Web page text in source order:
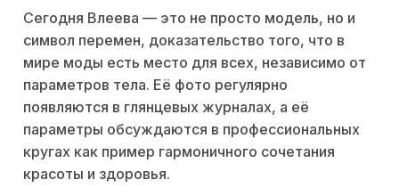
Сегодня Влеева — это не просто модель, но и
символ перемен, доказательство того, что в
мире моды есть место для всех, независимо от
параметров тела. Её фото регулярно
появляются в глянцевых журналах, а её
параметры обсуждаются в профессиональных
кругах как пример гармоничного сочетания
красоты и здоровья.